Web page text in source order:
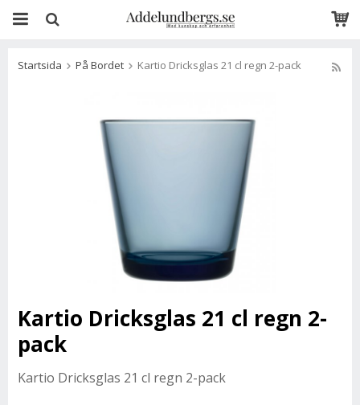
Startsida På Bordet Kartio Dricksglas 21 cl regn 2-pack
Kartio Dricksglas 21 cl regn 2-
pack
Kartio Dricksglas 21 cl regn 2-pack